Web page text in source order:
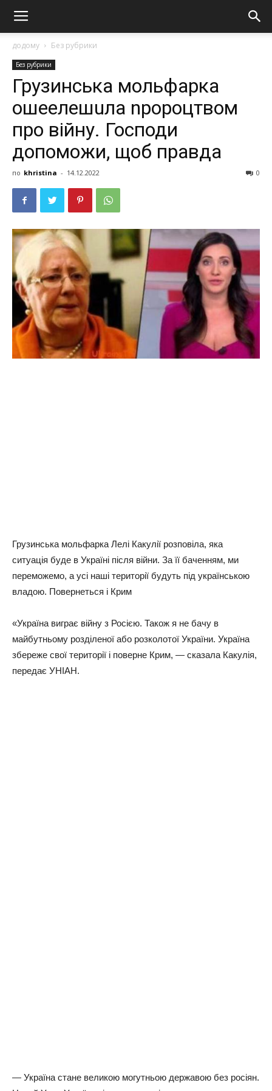
додому Без рубрики
Без рубрики
Грузинська мольфарка
ошeeлешuла nророцтвом
про війну. Господи
допоможи, щоб правда
по khristina - 14.12.2022 0
Грузинська мольфарка Лелі Какулії розповіла, яка
ситуація буде в Україні після війни. За її баченням, ми
переможемо, а усі наші території будуть під українською
владою. Повернеться і Крим
«Україна виграє війну з Росією. Також я не бачу в
майбутньому розділеної або розколотої України. Україна
збереже свої території і поверне Крим, — сказала Какулія,
передає УНІАН.
— Україна стане великою могутньою державою без росіян.